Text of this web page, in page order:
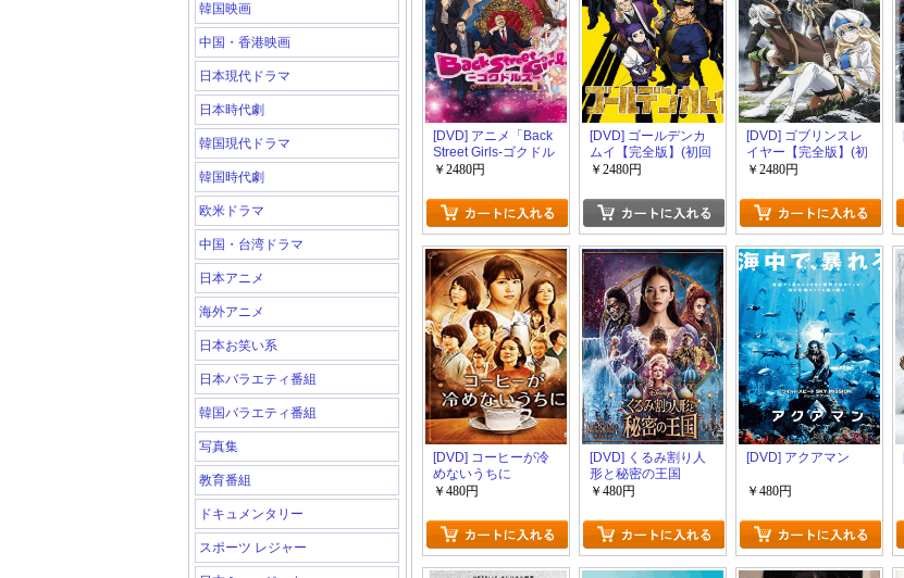
韓国映画
中国・香港映画
日本現代ドラマ
日本時代劇
韓国現代ドラマ
韓国時代劇
欧米ドラマ
中国・台湾ドラマ
日本アニメ
海外アニメ
日本お笑い系
日本バラエティ番組
韓国バラエティ番組
写真集
教育番組
ドキュメンタリー
スポーツ レジャー
[DVD] アニメ「Back
Street Girls-ゴクドル
ズ-」【完全版】(初回
￥2480円
[DVD] ゴールデンカ
ムイ【完全版】(初回
生産限定版)
￥2480円
[DVD] ゴブリンスレ
イヤー【完全版】(初
回生産限定版)
￥2480円
[DVD] コーヒーが冷
めないうちに
￥480円
[DVD] くるみ割り人
形と秘密の王国
￥480円
[DVD] アクアマン
￥480円